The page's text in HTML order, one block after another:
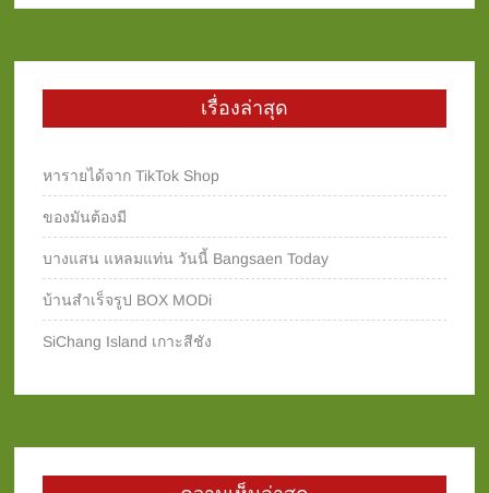
เรื่องล่าสุด
หารายได้จาก TikTok Shop
ของมันต้องมี
บางแสน แหลมแท่น วันนี้ Bangsaen Today
บ้านสำเร็จรูป BOX MODi
SiChang Island เกาะสีชัง